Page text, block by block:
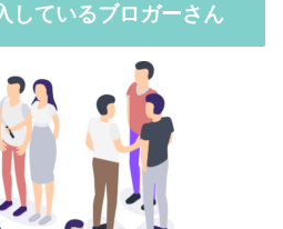
しているブロガーさん